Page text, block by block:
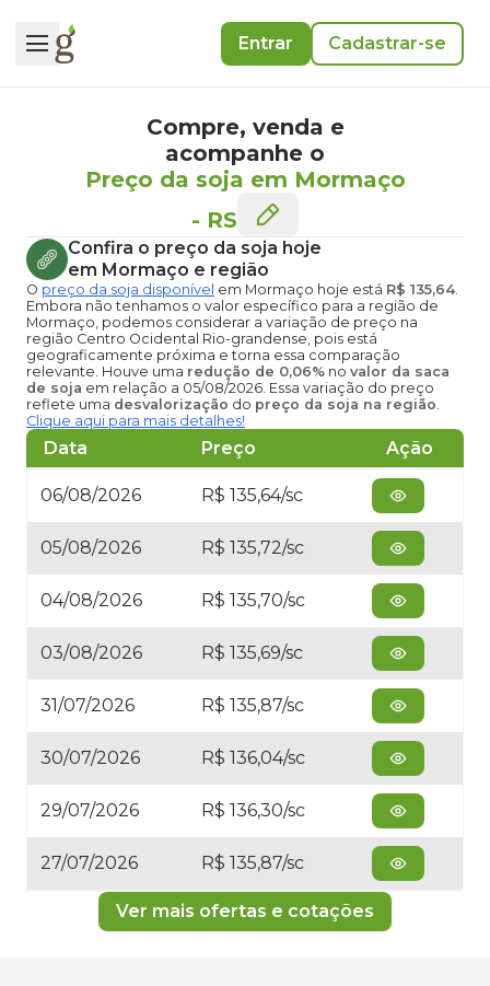
Entrar Cadastrar-se
Compre, venda e
acompanhe o
Preço da soja em Mormaço
- RS
Confira o preço da soja hoje
em Mormaço e região
O preço da soja disponível em Mormaço hoje está R$ 135,64.
Embora não tenhamos o valor específico para a região de
Mormaço, podemos considerar a variação de preço na
região Centro Ocidental Rio-grandense, pois está
geograficamente próxima e torna essa comparação
relevante. Houve uma redução de 0,06% no valor da saca
de soja em relação a 05/08/2026. Essa variação do preço
reflete uma desvalorização do preço da soja na região.
Clique aqui para mais detalhes!
Data Preço Ação
06/08/2026 R$ 135,64/sc
05/08/2026 R$ 135,72/sc
04/08/2026 R$ 135,70/sc
03/08/2026 R$ 135,69/sc
31/07/2026 R$ 135,87/sc
30/07/2026 R$ 136,04/sc
29/07/2026 R$ 136,30/sc
27/07/2026 R$ 135,87/sc
Ver mais ofertas e cotações